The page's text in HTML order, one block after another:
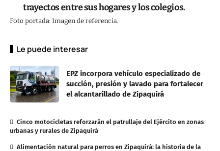
trayectos entre sus hogares y los colegios.
Foto portada: Imagen de referencia.
Le puede interesar
EPZ incorpora vehículo especializado de
succión, presión y lavado para fortalecer
el alcantarillado de Zipaquirá
Cinco motocicletas reforzarán el patrullaje del Ejército en zonas
urbanas y rurales de Zipaquirá
Alimentación natural para perros en Zipaquirá: la historia de la